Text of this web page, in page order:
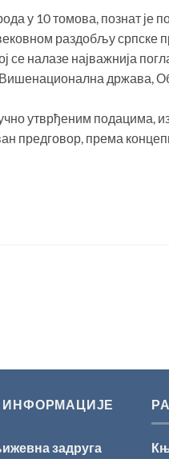
у 10 томова, познат је
раздобљу српске
се налазе најважнија
Вишенационална држава,
утврђеним подацима,
предговор, према
ИНФОРМАЦИЈЕ
задруга